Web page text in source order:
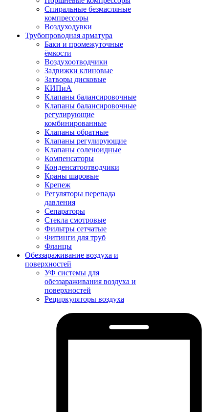
Спиральные безмасляные
компрессоры
Воздуходувки
Трубопроводная арматура
Баки и промежуточные
ёмкости
Воздухоотводчики
Задвижки клиновые
Затворы дисковые
КИПиА
Клапаны балансировочные
Клапаны балансировочные
регулирующие
комбинированные
Клапаны обратные
Клапаны регулирующие
Клапаны соленоидные
Компенсаторы
Конденсатоотводчики
Краны шаровые
Крепеж
Регуляторы перепада
давления
Сепараторы
Стекла смотровые
Фильтры сетчатые
Фитинги для труб
Фланцы
Обеззараживание воздуха и
поверхностей
УФ системы для
обеззараживания воздуха и
поверхностей
Рециркуляторы воздуха